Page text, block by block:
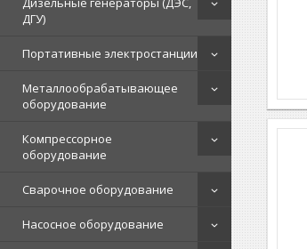
ДГУ)
Портативные электростанции
Металлообрабатывающее
оборудование
Компрессорное
оборудование
Сварочное оборудование
Насосное оборудование